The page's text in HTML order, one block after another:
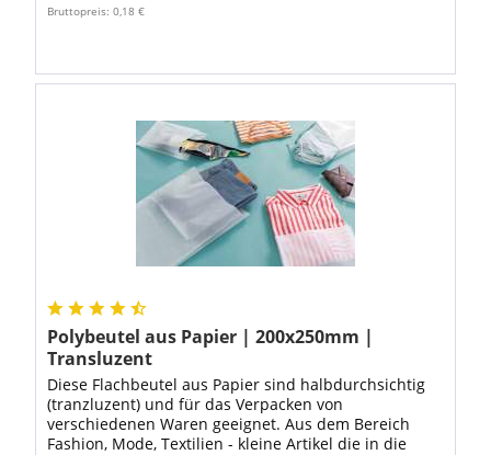
Bruttopreis: 0,18 €
Polybeutel aus Papier | 200x250mm |
Transluzent
Diese Flachbeutel aus Papier sind halbdurchsichtig
(tranzluzent) und für das Verpacken von
verschiedenen Waren geeignet. Aus dem Bereich
Fashion, Mode, Textilien - kleine Artikel die in die